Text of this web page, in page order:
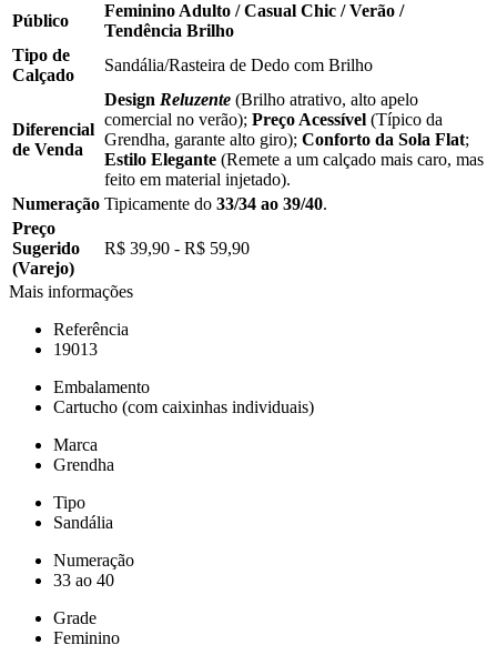
Público
Feminino Adulto / Casual Chic / Verão /
Tendência Brilho
Tipo de
Calçado
Sandália/Rasteira de Dedo com Brilho
Diferencial
de Venda
Design Reluzente (Brilho atrativo, alto apelo
comercial no verão); Preço Acessível (Típico da
Grendha, garante alto giro); Conforto da Sola Flat;
Estilo Elegante (Remete a um calçado mais caro, mas
feito em material injetado).
Numeração Tipicamente do 33/34 ao 39/40.
Preço
Sugerido
(Varejo)
R$ 39,90 - R$ 59,90
Mais informações
Referência
19013
Embalamento
Cartucho (com caixinhas individuais)
Marca
Grendha
Tipo
Sandália
Numeração
33 ao 40
Grade
Feminino